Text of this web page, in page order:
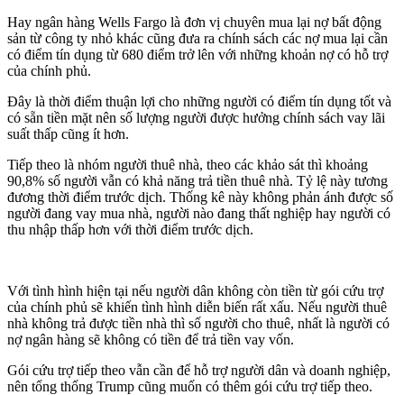
Hay ngân hàng Wells Fargo là đơn vị chuyên mua lại nợ bất động
sản từ công ty nhỏ khác cũng đưa ra chính sách các nợ mua lại cần
có điểm tín dụng từ 680 điểm trở lên với những khoản nợ có hỗ trợ
của chính phủ.
Đây là thời điểm thuận lợi cho những người có điểm tín dụng tốt và
có sẵn tiền mặt nên số lượng người được hưởng chính sách vay lãi
suất thấp cũng ít hơn.
Tiếp theo là nhóm người thuê nhà, theo các khảo sát thì khoảng
90,8% số người vẫn có khả năng trả tiền thuê nhà. Tỷ lệ này tương
đương thời điểm trước dịch. Thống kê này không phản ánh được số
người đang vay mua nhà, người nào đang thất nghiệp hay người có
thu nhập thấp hơn với thời điểm trước dịch.
Với tình hình hiện tại nếu người dân không còn tiền từ gói cứu trợ
của chính phủ sẽ khiến tình hình diễn biến rất xấu. Nếu người thuê
nhà không trả được tiền nhà thì số người cho thuê, nhất là người có
nợ ngân hàng sẽ không có tiền để trả tiền vay vốn.
Gói cứu trợ tiếp theo vẫn cần để hỗ trợ người dân và doanh nghiệp,
nên tổng thống Trump cũng muốn có thêm gói cứu trợ tiếp theo.